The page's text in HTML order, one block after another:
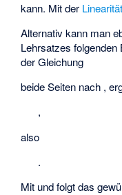
kann. Mit der
Alternativ kann man
Lehrsatzes
der Gleichung
beide Seiten nach ,
,
also
.
Mit undfolgt das